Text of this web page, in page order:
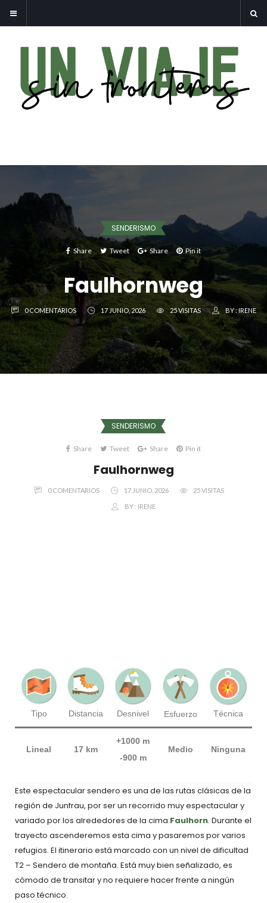
SENDERISMO
Share Tweet Share Pin it
Faulhornweg
0 COMENTARIOS 17 JUNIO, 2026 25 VISITAS BY :IRENE
SENDERISMO
Share Tweet Share Pin it
Faulhornweg
0 COMENTARIOS 17 JUNIO, 2026 25 VISITAS
BY : IRENE
Tipo Distancia Desnivel Esfuerzo Técnica
Lineal 17 km
+1000 m
-900 m
Medio Ninguna
Este espectacular sendero es una de las rutas clásicas de la
región de Junfrau, por ser un recorrido muy espectacular y
variado por los alrededores de la cima Faulhorn. Durante el
trayecto ascenderemos esta cima y pasaremos por varios
refugios. El itinerario está marcado con un nivel de dificultad
T2 – Sendero de montaña. Está muy bien señalizado, es
cómodo de transitar y no requiere hacer frente a ningún
paso técnico.